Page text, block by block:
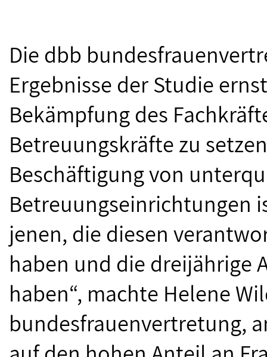
Die dbb
Ergebnisse der Studie
Bekämpfung des
Betreuungskräfte zu
Beschäftigung von
Betreuungseinrichtungen
jenen, die diesen
haben und die dreijährige
haben“, machte Helene
bundesfrauenvertretung,